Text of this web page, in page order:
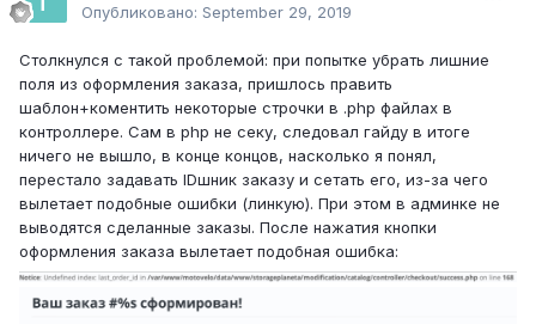
Опубликовано: September 29, 2019
Столкнулся с такой проблемой: при попытке убрать лишние
поля из оформления заказа, пришлось править
шаблон+коментить некоторые строчки в .php файлах в
контроллере. Сам в php не секу, следовал гайду в итоге
ничего не вышло, в конце концов, насколько я понял,
перестало задавать IDшник заказу и сетать его, из-за чего
вылетает подобные ошибки (линкую). При этом в админке не
выводятся сделанные заказы. После нажатия кнопки
оформления заказа вылетает подобная ошибка: